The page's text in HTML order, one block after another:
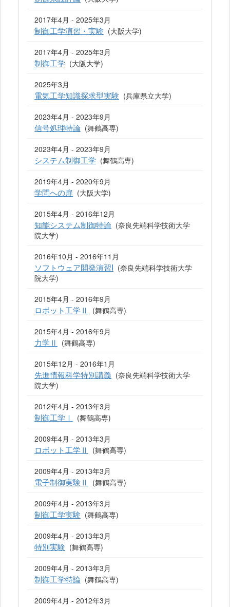
2017年4月 - 2025年3月
制御工学演習・実験 (大阪大学)
2017年4月 - 2025年3月
制御工学 (大阪大学)
2025年3月
電気工学知識探求型実験 (兵庫県立大学)
2023年4月 - 2023年9月
信号処理特論 (舞鶴高専)
2023年4月 - 2023年9月
システム制御工学 (舞鶴高専)
2019年4月 - 2020年9月
学問への扉 (大阪大学)
2015年4月 - 2016年12月
知能システム制御特論 (奈良先端科学技術大学
院大学)
2016年10月 - 2016年11月
ソフトウェア開発演習I (奈良先端科学技術大学
院大学)
2015年4月 - 2016年9月
ロボット工学Ⅱ (舞鶴高専)
2015年4月 - 2016年9月
力学Ⅱ (舞鶴高専)
2015年12月 - 2016年1月
先進情報科学特別講義 (奈良先端科学技術大学
院大学)
2012年4月 - 2013年3月
制御工学Ⅰ (舞鶴高専)
2009年4月 - 2013年3月
ロボット工学Ⅱ (舞鶴高専)
2009年4月 - 2013年3月
電子制御実験Ⅱ (舞鶴高専)
2009年4月 - 2013年3月
制御工学実験 (舞鶴高専)
2009年4月 - 2013年3月
特別実験 (舞鶴高専)
2009年4月 - 2013年3月
制御工学特論 (舞鶴高専)
2009年4月 - 2012年3月